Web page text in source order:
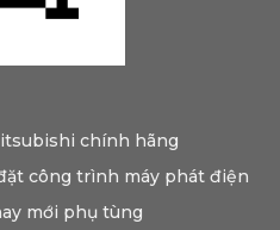
chính hãng
công trình máy phát điện
mới phụ tùng